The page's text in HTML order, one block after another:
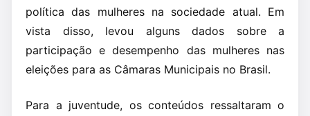
política das mulheres na sociedade atual. Em
vista disso, levou alguns dados sobre a
participação e desempenho das mulheres nas
eleições para as Câmaras Municipais no Brasil.
Para a juventude, os conteúdos ressaltaram o